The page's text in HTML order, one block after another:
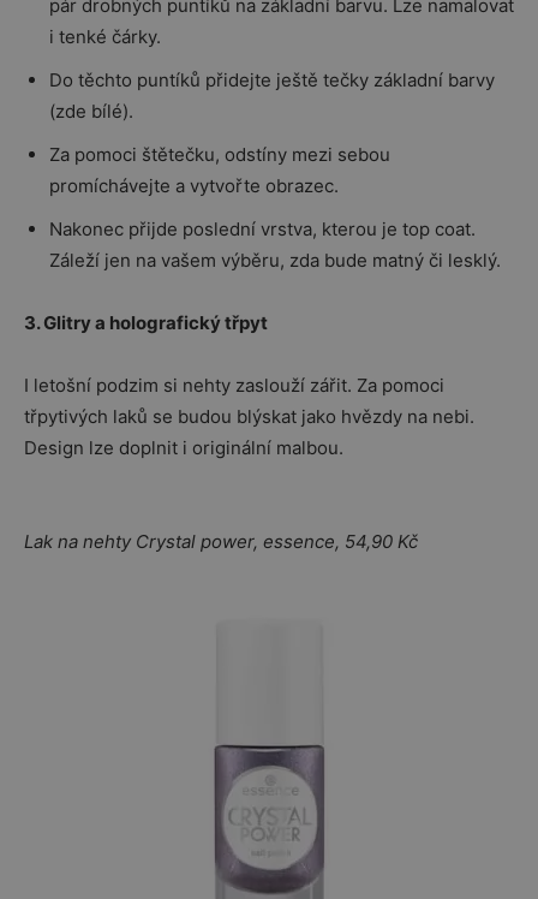
pár drobných puntíků na základní barvu. Lze namalovat
i tenké čárky.
Do těchto puntíků přidejte ještě tečky základní barvy
(zde bílé).
Za pomoci štětečku, odstíny mezi sebou
promíchávejte a vytvořte obrazec.
Nakonec přijde poslední vrstva, kterou je top coat.
Záleží jen na vašem výběru, zda bude matný či lesklý.
3. Glitry a holografický třpyt
I letošní podzim si nehty zaslouží zářit. Za pomoci
třpytivých laků se budou blýskat jako hvězdy na nebi.
Design lze doplnit i originální malbou.
Lak na nehty Crystal power, essence, 54,90 Kč